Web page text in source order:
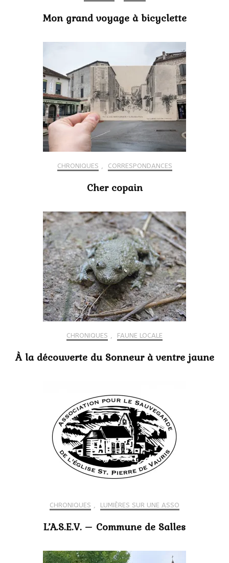
Mon grand voyage à bicyclette
CHRONIQUES , CORRESPONDANCES
Cher copain
CHRONIQUES , FAUNE LOCALE
À la découverte du Sonneur à ventre jaune
CHRONIQUES , LUMIÈRES SUR UNE ASSO
L’A.S.E.V. – Commune de Salles